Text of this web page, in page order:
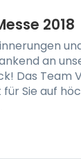
2018
an
Das Team
Sie auf